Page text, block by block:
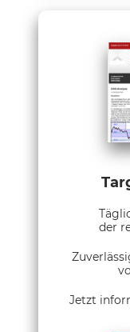
der
Jetzt